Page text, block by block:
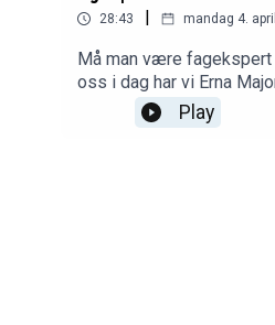
28:43 mandag 4.
Må man være
oss i dag har vi Erna
Christie, og vi snakker
selvhjelp på individ-,
Play